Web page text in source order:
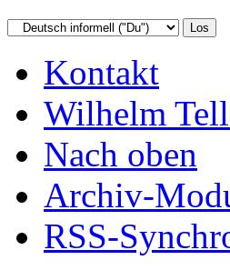
Kontakt
Wilhelm
Nach oben
Archiv-
RSS-